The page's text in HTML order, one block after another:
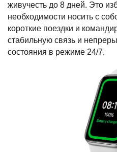
живучесть до 8 дней. Это
необходимости носить с
короткие поездки и
стабильную связь и
состояния в режиме 24/7.